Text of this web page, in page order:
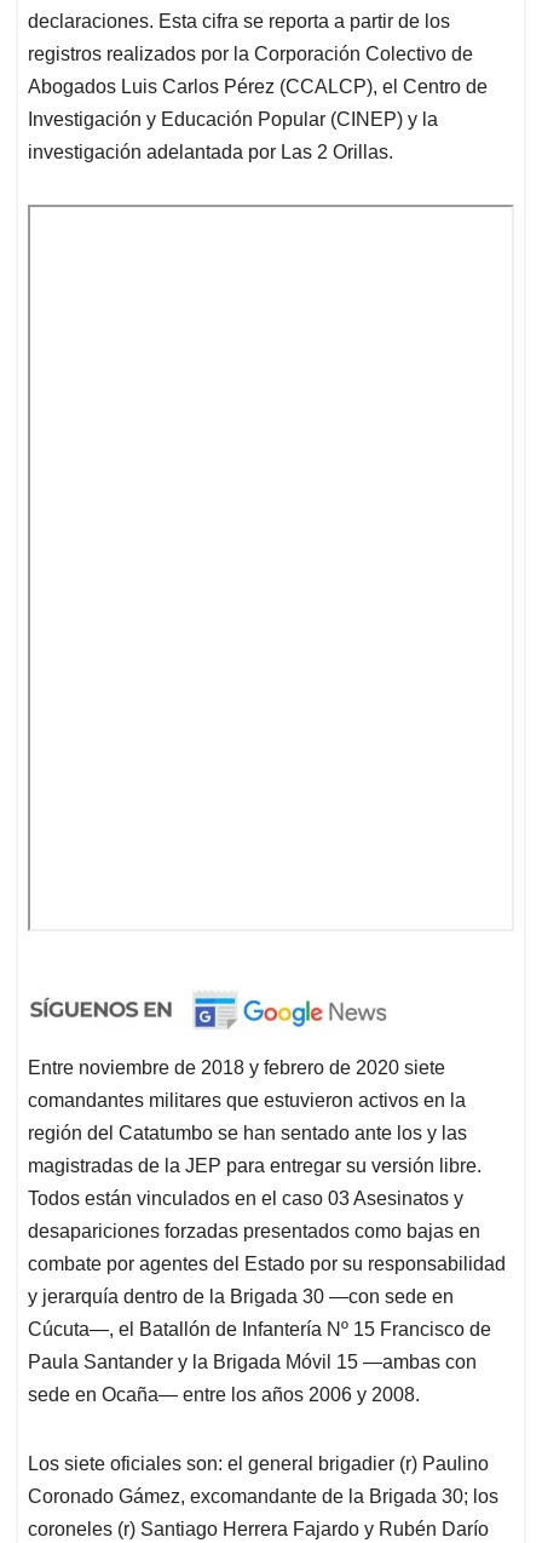
declaraciones. Esta cifra se reporta a partir de los
registros realizados por la Corporación Colectivo de
Abogados Luis Carlos Pérez (CCALCP), el Centro de
Investigación y Educación Popular (CINEP) y la
investigación adelantada por Las 2 Orillas.
Entre noviembre de 2018 y febrero de 2020 siete
comandantes militares que estuvieron activos en la
región del Catatumbo se han sentado ante los y las
magistradas de la JEP para entregar su versión libre.
Todos están vinculados en el caso 03 Asesinatos y
desapariciones forzadas presentados como bajas en
combate por agentes del Estado por su responsabilidad
y jerarquía dentro de la Brigada 30 —con sede en
Cúcuta—, el Batallón de Infantería Nº 15 Francisco de
Paula Santander y la Brigada Móvil 15 —ambas con
sede en Ocaña— entre los años 2006 y 2008.
Los siete oficiales son: el general brigadier (r) Paulino
Coronado Gámez, excomandante de la Brigada 30; los
coroneles (r) Santiago Herrera Fajardo y Rubén Darío